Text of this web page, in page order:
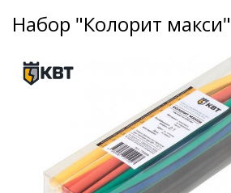
Набор "Колорит